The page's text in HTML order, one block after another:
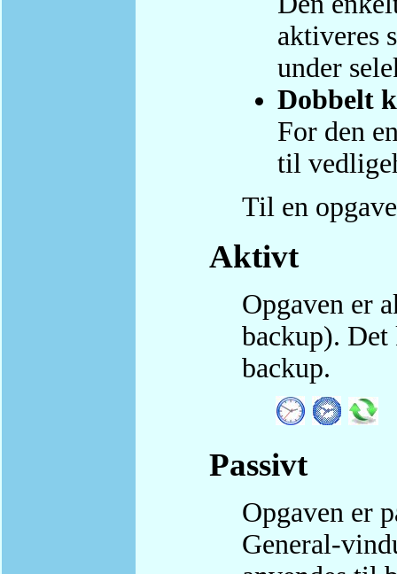
aktiveres
under
Dobbelt
For den
til
Til en
Aktivt
Opgaven er
backup). Det
backup.
Passivt
Opgaven er
General-